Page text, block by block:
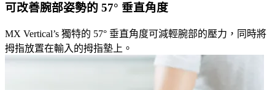
可改善腕部姿勢的 57° 垂直角度
MX Vertical’s 獨特的 57° 垂直角度可減輕腕部的壓力，同時將
拇指放置在輸入的拇指墊上。